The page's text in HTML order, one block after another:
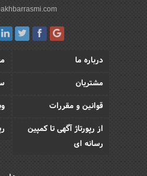
درباره ما
مشتریان
قوانین و مقررات
از رپورتاژ آگهی تا کمپین
رسانه ای